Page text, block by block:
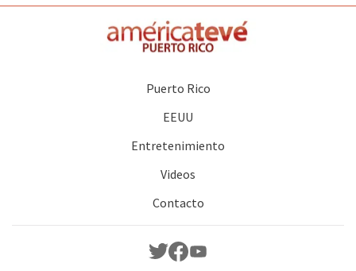
Puerto Rico
EEUU
Entretenimiento
Videos
Contacto